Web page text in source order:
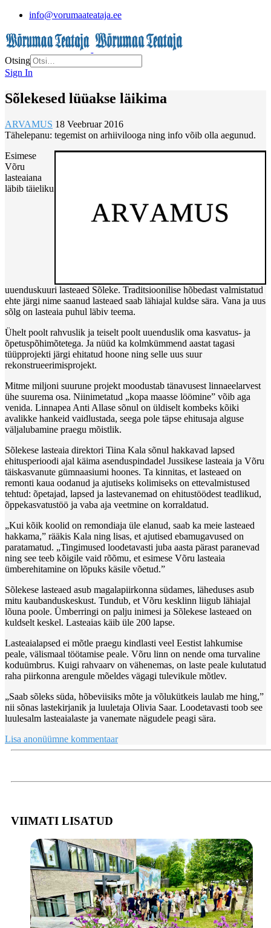
info@vorumaateataja.ee
Otsing
Sign In
Sõlekesed lüüakse läikima
ARVAMUS 18 Veebruar 2016
Tähelepanu: tegemist on arhiivilooga ning info võib olla aegunud.
Esimese
Võru
lasteaiana
läbib täieliku
uuenduskuuri lasteaed Sõleke. Traditsioonilise hõbedast valmistatud
ehte järgi nime saanud lasteaed saab lähiajal kuldse sära. Vana ja uus
sõlg on lasteaia puhul läbiv teema.
Ühelt poolt rahvuslik ja teiselt poolt uuenduslik oma kasvatus- ja
õpetuspõhimõtetega. Ja nüüd ka kolmkümmend aastat tagasi
tüüpprojekti järgi ehitatud hoone ning selle uus suur
rekonstrueerimisprojekt.
Mitme miljoni suurune projekt moodustab tänavusest linnaeelarvest
ühe suurema osa. Niinimetatud „kopa maasse löömine” võib aga
venida. Linnapea Anti Allase sõnul on üldiselt kombeks kõiki
avalikke hankeid vaidlustada, seega pole täpse ehitusaja alguse
väljalubamine praegu mõistlik.
Sõlekese lasteaia direktori Tiina Kala sõnul hakkavad lapsed
ehitusperioodi ajal käima asenduspindadel Jussikese lasteaia ja Võru
täiskasvanute gümnaasiumi hoones. Ta kinnitas, et lasteaed on
remonti kaua oodanud ja ajutiseks kolimiseks on ettevalmistused
tehtud: õpetajad, lapsed ja lastevanemad on ehitustöödest teadlikud,
õppekasvatustöö ja vaba aja veetmine on korraldatud.
„Kui kõik koolid on remondiaja üle elanud, saab ka meie lasteaed
hakkama,” rääkis Kala ning lisas, et ajutised ebamugavused on
paratamatud. „Tingimused loodetavasti juba aasta pärast paranevad
ning see teeb kõigile vaid rõõmu, et esimese Võru lasteaia
ümberehitamine on lõpuks käsile võetud.”
Sõlekese lasteaed asub magalapiirkonna südames, läheduses asub
mitu kaubanduskeskust. Tundub, et Võru kesklinn liigub lähiajal
lõuna poole. Ümberringi on palju inimesi ja Sõlekese lasteaed on
kuldselt keskel. Lasteaias käib üle 200 lapse.
Lasteaialapsed ei mõtle praegu kindlasti veel Eestist lahkumise
peale, välismaal töötamise peale. Võru linn on nende oma turvaline
koduümbrus. Kuigi rahvaarv on vähenemas, on laste peale kulutatud
raha piirkonna arengule mõeldes vägagi tulevikule mõtlev.
„Saab sõleks süda, hõbeviisiks mõte ja võlukütkeis laulab me hing,”
nii sõnas lastekirjanik ja luuletaja Olivia Saar. Loodetavasti toob see
luulesalm lasteaialaste ja vanemate nägudele peagi sära.
Lisa anonüümne kommentaar
VIIMATI LISATUD